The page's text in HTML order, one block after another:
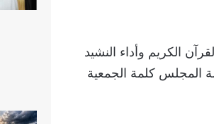
الكريم وأداء النشيد
المجلس كلمة الجمعية